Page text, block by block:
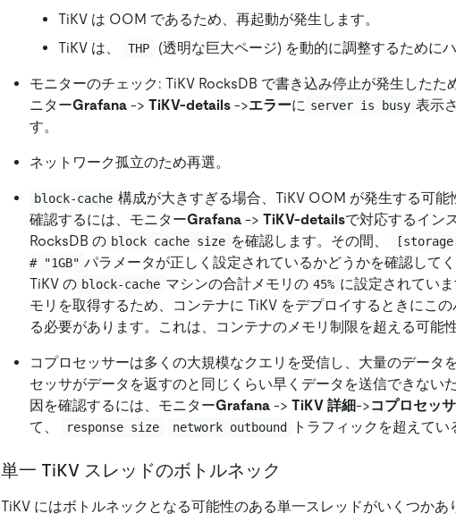
TiKV は OOM であるため、再起動が発生します。
TiKV は、
THP (透明な巨大ページ) を動的に調整するためにハ
モニターのチェック: TiKV RocksDB で書き込み停止が発生したた
ニターGrafana -> TiKV-details ->エラーに server is busy 表示
す。
ネットワーク孤立のため再選。
block-cache 構成が大きすぎる場合、TiKV OOM が発生する可能
確認するには、モニターGrafana -> TiKV-detailsで対応するイン
RocksDB の block cache size を確認します。その間、
# "1GB" パラメータが正しく設定されているかどうかを確認して
TiKV の block-cache マシンの合計メモリの 45% に設定されてい
モリを取得するため、コンテナに TiKV をデプロイするときにこ
る必要があります。これは、コンテナのメモリ制限を超える可能
コプロセッサーは多くの大規模なクエリを受信し、大量のデータ
セッサがデータを返すのと同じくらい早くデータを送信できない
因を確認するには、モニターGrafana -> TiKV 詳細->コプロセッ
て、
response size network outbound トラフィックを超えてい
単一 TiKV スレッドのボトルネック
TiKV にはボトルネックとなる可能性のある単一スレッドがいくつかあ